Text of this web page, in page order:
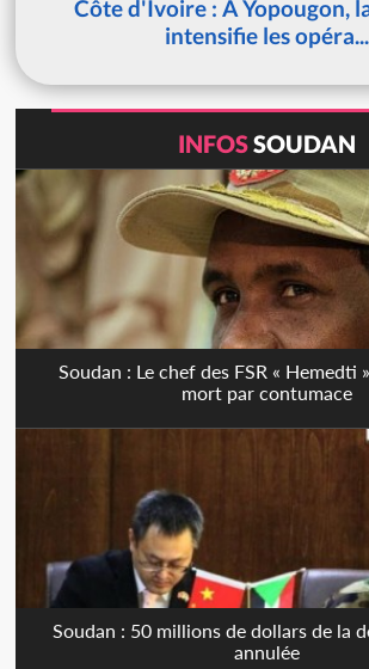
Côte d'Ivoire : À Yopougon,
intensifie les opéra...
INFOSSOUDAN
Soudan : Le chef des FSR « Hemedti
mort par contumace
Soudan : 50 millions de dollars de la
annulée